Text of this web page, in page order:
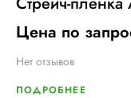
Цена по
Нет отзывов
ПОДРОБНЕЕ